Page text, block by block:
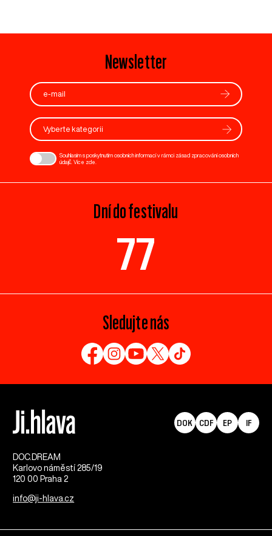
Newsletter
Vyberte kategorii
Souhlasím s poskytnutím osobních informací v rámci zásad zpracování osobních
údajů. Více zde
Dní do festivalu
77
Sledujte nás
DOC.DREAM​
Karlovo náměstí 285/19
120 00 Praha 2
info@ji-hlava.cz
DOK CDF EP IF